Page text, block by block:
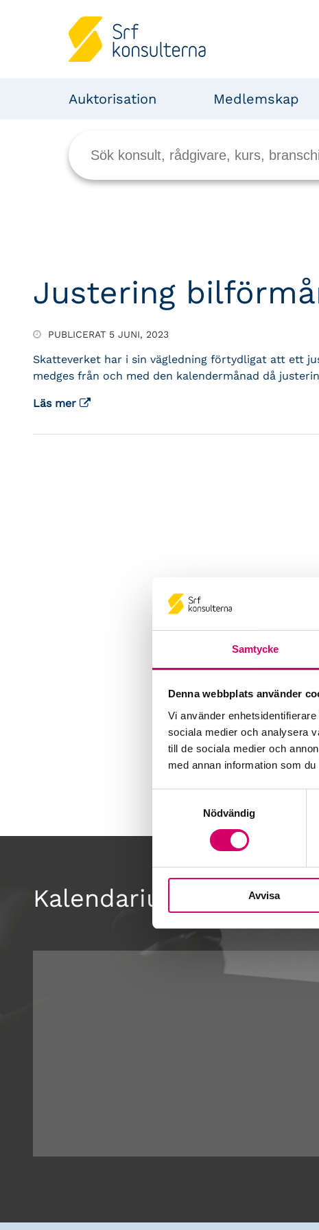
Samtycke
Denna webbplats använder
Vi använder
sociala medier och analysera
till de sociala medier och
med annan information som
Nödvändig
Avvisa
Auktorisation Medlemskap
Justering
PUBLICERAT 5 JUNI, 2023
Skatteverket har i sin vägledning förtydligat att ett
medges från och med den kalendermånad då
Läs mer
Kalendarium